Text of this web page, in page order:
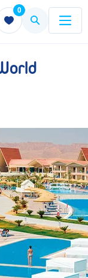
0
Menu Menu